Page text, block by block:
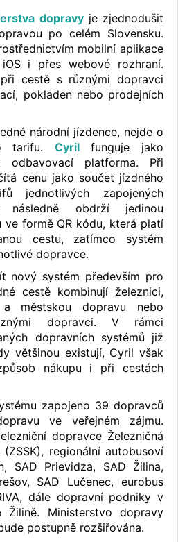
dopravyje zjednodušit
po celém Slovensku.
mobilní aplikace
i přes webové rozhraní.
cestě s různými dopravci
pokladen nebo prodejních
národní jízdence, nejde o
tarifu. Cyrilfunguje jako
odbavovací platforma. Při
cenu jako součet jízdného
jednotlivých zapojených
následně obdrží jedinou
ve formě QR kódu, která platí
cestu, zatímco systém
dopravce.
nový systém především pro
cestě kombinují železnici,
a městskou dopravu nebo
dopravci. V rámci
dopravních systémů již
většinou existují, Cyril však
nákupu i při cestách
zapojeno 39 dopravců
ve veřejném zájmu.
dopravce Železničná
regionální autobusoví
SAD Prievidza, SAD Žilina,
SAD Lučenec, eurobus
dále dopravní podniky v
Žilině. Ministerstvo dopravy
postupně rozšiřována.